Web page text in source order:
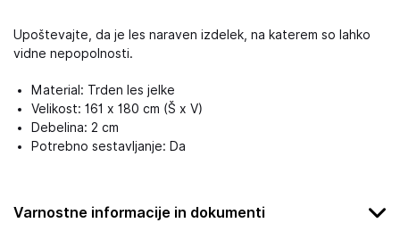
Upoštevajte, da je les naraven izdelek, na katerem so lahko
vidne nepopolnosti.
Material: Trden les jelke
Velikost: 161 x 180 cm (Š x V)
Debelina: 2 cm
Potrebno sestavljanje: Da
Varnostne informacije in dokumenti